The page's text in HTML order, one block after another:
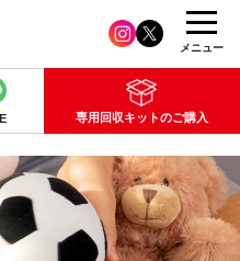
専用回収キットのご購入
メニュー